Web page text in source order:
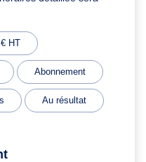
HT
Abonnement
Au résultat